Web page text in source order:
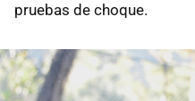
pruebas de choque.